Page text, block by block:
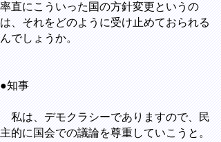
率直にこういった国の方針変更というの
は、それをどのように受け止めておられる
んでしょうか。
●知事
私は、デモクラシーでありますので、民
主的に国会での議論を尊重していこうと。